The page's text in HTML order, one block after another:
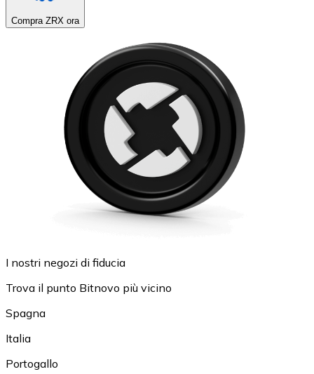
Compra ZRX ora
I nostri negozi di fiducia
Trova il punto Bitnovo più vicino
Spagna
Italia
Portogallo